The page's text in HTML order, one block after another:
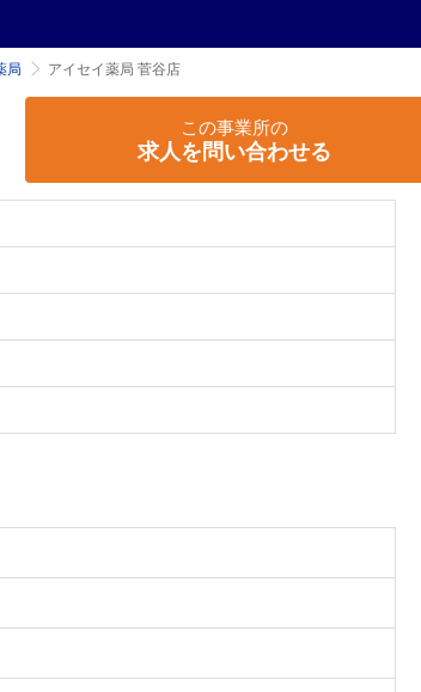
局 アイセイ薬局 菅谷店
この事業所の
求人を問い合わせる